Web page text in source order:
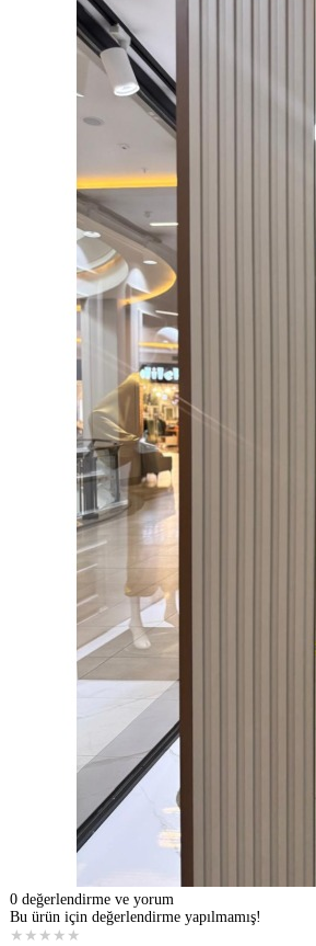
0 değerlendirme ve yorum
Bu ürün için değerlendirme yapılmamış!
★ ★ ★ ★ ★